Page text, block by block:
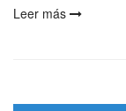
Leer más